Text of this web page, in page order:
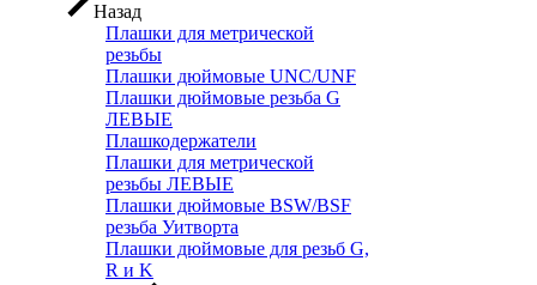
Назад
Плашки для метрической
резьбы
Плашки дюймовые UNC/UNF
Плашки дюймовые резьба G
ЛЕВЫЕ
Плашкодержатели
Плашки для метрической
резьбы ЛЕВЫЕ
Плашки дюймовые BSW/BSF
резьба Уитворта
Плашки дюймовые для резьб G,
R и K